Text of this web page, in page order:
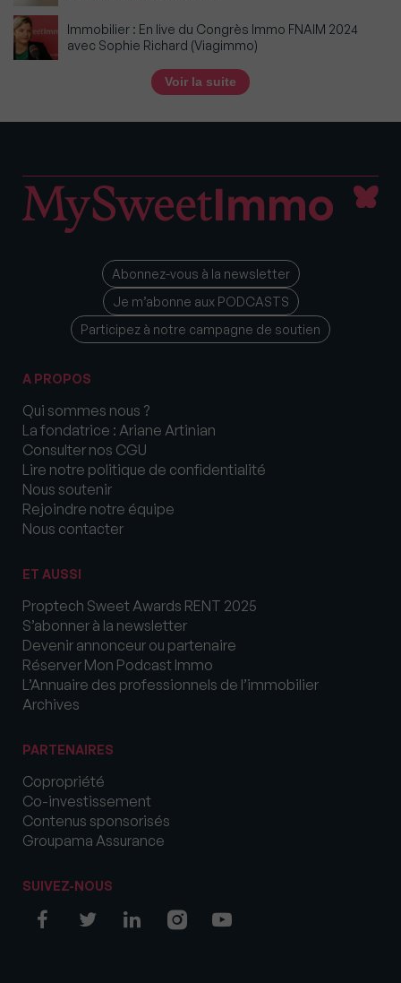
Immobilier : En live du Congrès Immo FNAIM 2024
avec Sophie Richard (Viagimmo)
Voir la suite
Abonnez-vous à la newsletter
Je m’abonne aux PODCASTS
Participez à notre campagne de soutien
A PROPOS
Qui sommes nous ?
La fondatrice : Ariane Artinian
Consulter nos CGU
Lire notre politique de confidentialité
Nous soutenir
Rejoindre notre équipe
Nous contacter
ET AUSSI
Proptech Sweet Awards RENT 2025
S’abonner à la newsletter
Devenir annonceur ou partenaire
Réserver Mon Podcast Immo
L’Annuaire des professionnels de l’immobilier
Archives
PARTENAIRES
Copropriété
Co-investissement
Contenus sponsorisés
Groupama Assurance
SUIVEZ-NOUS